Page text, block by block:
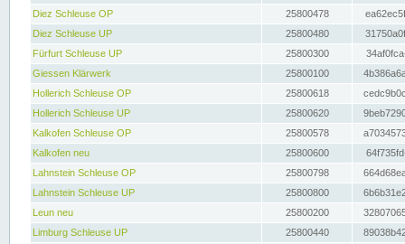
Diez Schleuse OP
25800478
Diez Schleuse UP
25800480
Fürfurt Schleuse UP
25800300
Giessen Klärwerk
25800100
Hollerich Schleuse OP
25800618
Hollerich Schleuse UP
25800620
Kalkofen Schleuse OP
25800578
Kalkofen neu
25800600
Lahnstein Schleuse OP
25800798
Lahnstein Schleuse UP
25800800
Leun neu
25800200
Limburg Schleuse UP
25800440